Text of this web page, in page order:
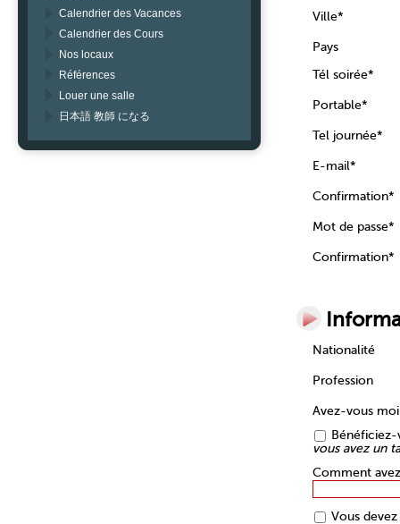
Calendrier des Vacances
Calendrier des Cours
Nos locaux
Références
Louer une salle
日本語 教師 になる
Ville*
Pays
Tél soirée*
Portable*
Tel journée*
E-mail*
Confirmation*
Mot de passe*
Confirmation*
Nationalité
Profession
Avez-vous
vous avez un
Comment
Vous